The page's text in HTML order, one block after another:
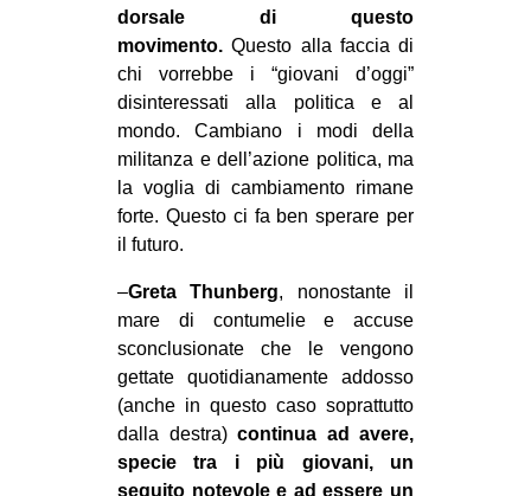
in
Fb
tw
bsky
ms
dorsale di questo
movimento.Questo alla faccia di
chi vorrebbe i “giovani d’oggi”
disinteressati alla politica e al
mondo. Cambiano i modi della
militanza e dell’azione politica, ma
la voglia di cambiamento rimane
forte. Questo ci fa ben sperare per
il futuro.
–Greta Thunberg, nonostante il
mare di contumelie e accuse
sconclusionate che le vengono
gettate quotidianamente addosso
(anche in questo caso soprattutto
dalla destra) continua ad avere,
specie tra i più giovani, un
seguito notevole e ad essere un